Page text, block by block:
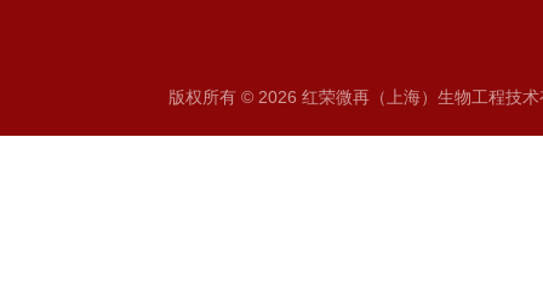
版权所有 © 2026 红荣微再（上海）生物工程技